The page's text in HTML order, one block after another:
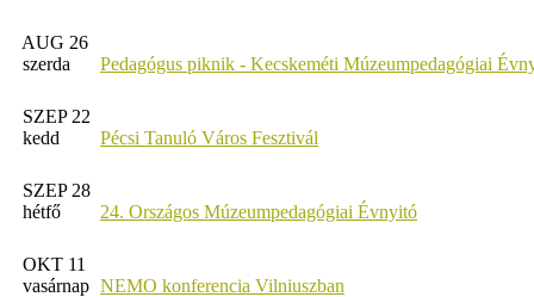
AUG 26
szerda
Pedagógus piknik - Kecskeméti Múzeumpedagógiai
SZEP 22
kedd
Pécsi Tanuló Város Fesztivál
SZEP 28
hétfő
24. Országos Múzeumpedagógiai Évnyitó
OKT 11
vasárnap NEMO konferencia Vilniuszban